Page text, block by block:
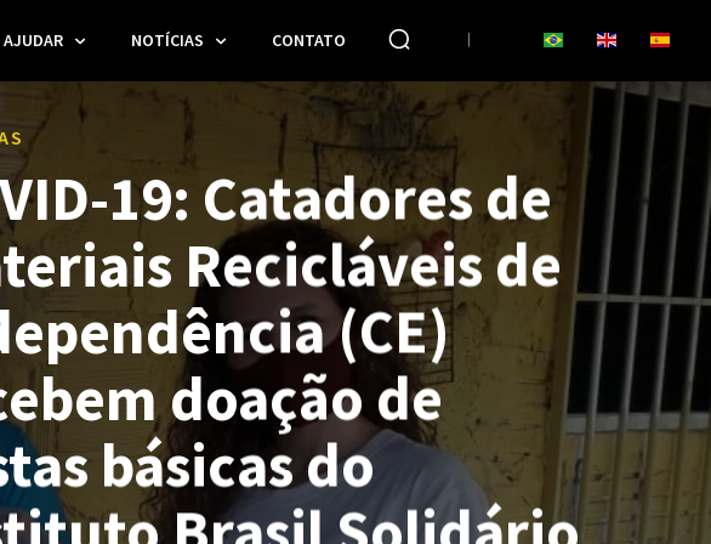
AJUDAR NOTÍCIAS CONTATO
19: Catadores de
Recicláveis de
(CE)
doação de
básicas do